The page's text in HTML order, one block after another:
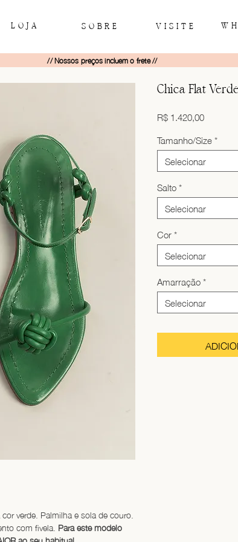
LOJA SOBRE VISITE
// Nossos preços incluem o frete //
verde. Palmilha e sola de couro.
com fivela. Para este modelo
Chica Flat
R$ 1.420,00Preço
Tamanho/Size*
Selecionar
Salto*
Selecionar
Cor*
Selecionar
Amarração*
Selecionar